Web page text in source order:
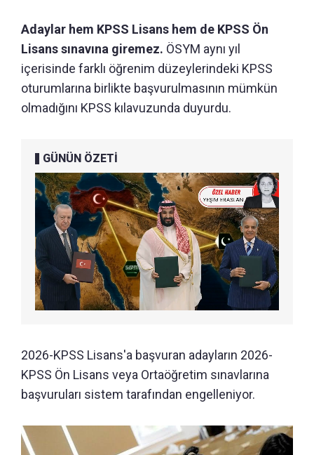
Adaylar hem KPSS Lisans hem de KPSS Ön
Lisans sınavına giremez. ÖSYM aynı yıl
içerisinde farklı öğrenim düzeylerindeki KPSS
oturumlarına birlikte başvurulmasının mümkün
olmadığını KPSS kılavuzunda duyurdu.
GÜNÜN ÖZETİ
2026-KPSS Lisans'a başvuran adayların 2026-
KPSS Ön Lisans veya Ortaöğretim sınavlarına
başvuruları sistem tarafından engelleniyor.